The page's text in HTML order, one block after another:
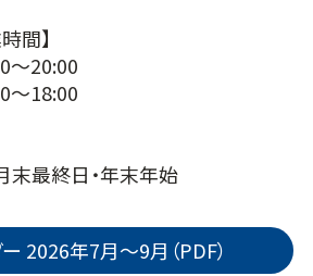
間】
～20:00
～18:00
末最終日・年末年始
2026年7月～9月（PDF）